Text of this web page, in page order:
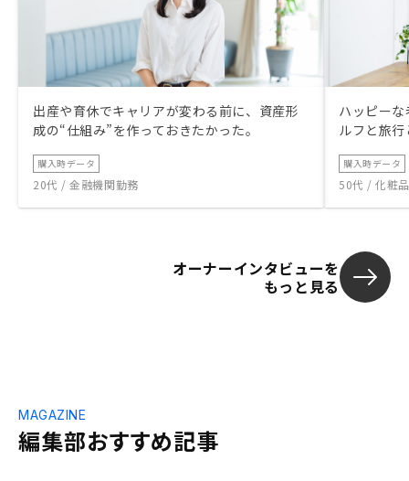
出産や育休でキャリアが変わる前に、資産形
成の“仕組み”を作っておきたかった。
購入時データ
20代 / 金融機関勤務
ハッピー
ルフと旅
購入時データ
50代 / 化粧
オーナーインタビューを
もっと見る
編集部おすすめ記事
MAGAZINE